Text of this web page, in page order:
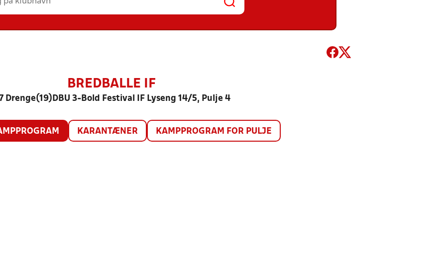
BREDBALLE IF
Drenge(19)DBU 3-Bold Festival IF Lyseng 14/5, Pulje 4
KARANTÆNER KAMPPROGRAM FOR PULJE